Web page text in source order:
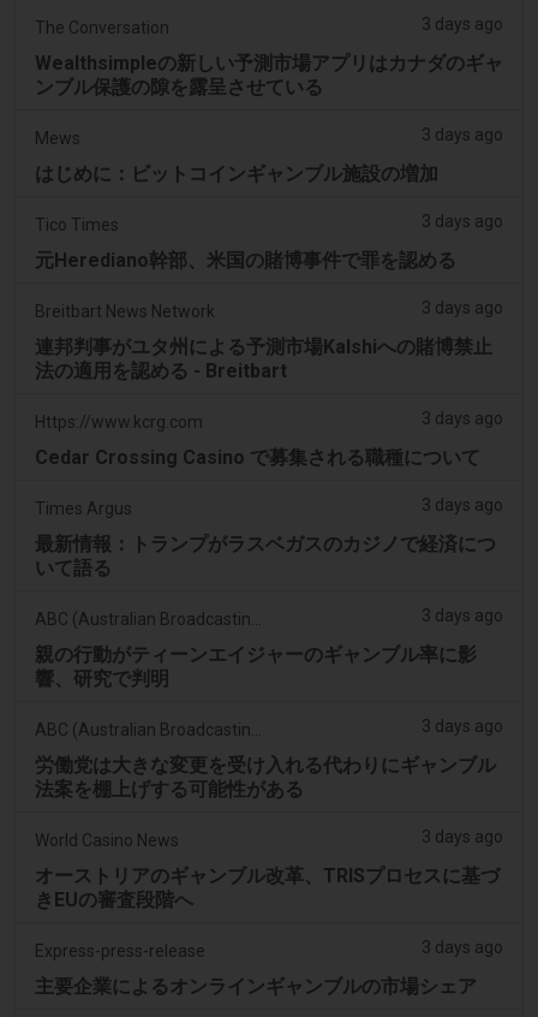
The Conversation 3 days ago
Wealthsimpleの新しい予測市場アプリはカナダのギャ
ンブル保護の隙を露呈させている
Mews 3 days ago
はじめに：ビットコインギャンブル施設の増加
Tico Times 3 days ago
元Herediano幹部、米国の賭博事件で罪を認める
Breitbart News Network 3 days ago
連邦判事がユタ州による予測市場Kalshiへの賭博禁止
法の適用を認める - Breitbart
Https://www.kcrg.com 3 days ago
Cedar Crossing Casino で募集される職種について
Times Argus 3 days ago
最新情報：トランプがラスベガスのカジノで経済につ
いて語る
3 days ago
親の行動がティーンエイジャーのギャンブル率に影
響、研究で判明
3 days ago
労働党は大きな変更を受け入れる代わりにギャンブル
法案を棚上げする可能性がある
World Casino News 3 days ago
オーストリアのギャンブル改革、TRISプロセスに基づ
きEUの審査段階へ
Express-press-release 3 days ago
主要企業によるオンラインギャンブルの市場シェア